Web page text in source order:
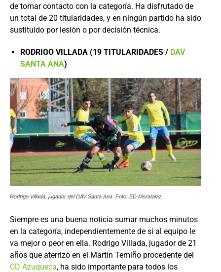
de tomar contacto con la categoría. Ha disfrutado de
un total de 20 titularidades, y en ningún partido ha sido
sustituido por lesión o por decisión técnica.
RODRIGO VILLADA (19 TITULARIDADES / DAV
SANTA ANA)
Rodrigo Villada, jugador del DAV Santa Ana. Foto: ED Moratalaz.
Siempre es una buena noticia sumar muchos minutos
en la categoría, independientemente de si al equipo le
va mejor o peor en ella. Rodrigo Villada, jugador de 21
años que aterrizó en el Martín Temiño procedente del
CD Azuqueca, ha sido importante para todos los